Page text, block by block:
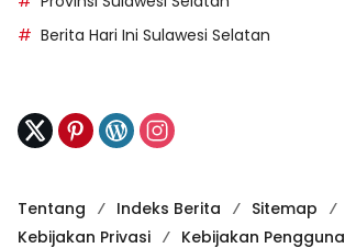
Berita Hari Ini Sulawesi Selatan
Tentang Indeks Berita
Sitemap
Kebijakan Privasi
Kebijakan Pengguna